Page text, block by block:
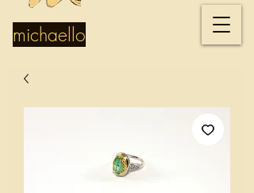
michaello